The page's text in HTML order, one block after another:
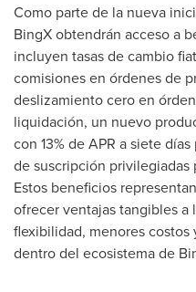
Como parte de la nueva
BingX obtendrán acceso a
incluyen tasas de cambio
comisiones en órdenes de
deslizamiento cero en
liquidación, un nuevo
con 13% de APR a siete
de suscripción privilegiadas
Estos beneficios
ofrecer ventajas tangibles a
flexibilidad, menores
dentro del ecosistema de